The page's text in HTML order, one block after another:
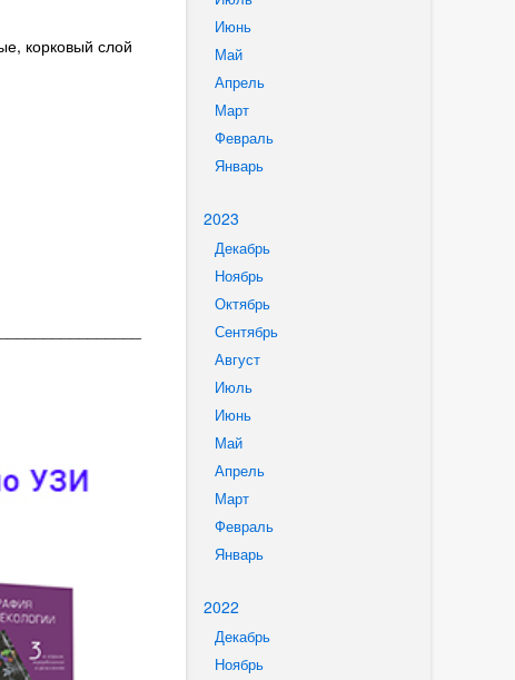
Июнь
Май
Апрель
Март
Февраль
Январь
2023
Декабрь
Ноябрь
Октябрь
Сентябрь
Август
Июль
Июнь
Май
Апрель
Март
Февраль
Январь
2022
Декабрь
Ноябрь
корковый слой